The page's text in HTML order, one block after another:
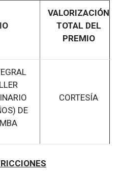
VALORIZACIÓN
TOTAL DEL
PREMIO
DE
CORTESÍA